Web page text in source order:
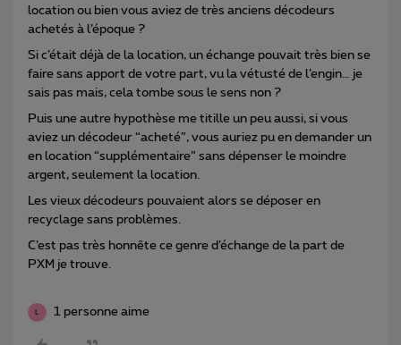
location ou bien vous aviez de très anciens décodeurs
achetés à l’époque ?
Si c’était déjà de la location, un échange pouvait très bien se
faire sans apport de votre part, vu la vétusté de l’engin… je
sais pas mais, cela tombe sous le sens non ?
Puis une autre hypothèse me titille un peu aussi, si vous
aviez un décodeur “acheté”, vous auriez pu en demander un
en location “supplémentaire” sans dépenser le moindre
argent, seulement la location.
Les vieux décodeurs pouvaient alors se déposer en
recyclage sans problèmes.
C’est pas très honnête ce genre d’échange de la part de
PXM je trouve.
1 personne aime